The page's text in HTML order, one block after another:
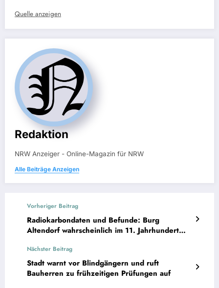
Quelle anzeigen
Redaktion
NRW Anzeiger - Online-Magazin für NRW
Alle Beiträge Anzeigen
Vorheriger Beitrag
Radiokarbondaten und Befunde: Burg
Altendorf wahrscheinlich im 11. Jahrhundert
Nächster Beitrag
Stadt warnt vor Blindgängern und ruft
Bauherren zu frühzeitigen Prüfungen auf